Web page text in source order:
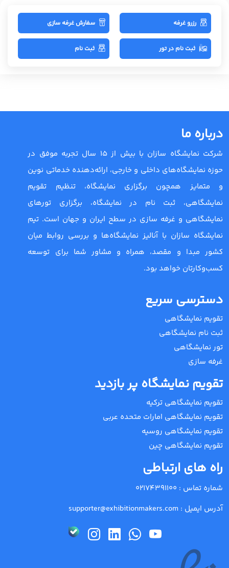
رزرو غرفه سفارش غرفه سازی
ثبت نام در تور ثبت نام
درباره ما
شرکت نمایشگاه سازان با بیش از 15 سال تجربه موفق در
حوزه نمایشگاه‌های داخلی و خارجی، ارائه‌دهنده خدماتی نوین
و متمایز همچون برگزاری نمایشگاه، تنظیم تقویم
نمایشگاهی، ثبت نام در نمایشگاه، برگزاری تورهای
نمایشگاهی و غرفه سازی در سطح ایران و جهان است. تیم
نمایشگاه سازان با آنالیز نمایشگاه‌ها و بررسی روابط میان
کشور مبدا و مقصد، همراه و مشاور شما برای توسعه
کسب‌وکارتان خواهد بود.
دسترسی سریع
تقویم نمایشگاهی
ثبت نام نمایشگاهی
تور نمایشگاهی
غرفه سازی
تقویم نمایشگاه پر بازدید
تقویم نمایشگاهی ترکیه
تقویم نمایشگاهی امارات متحده عربی
تقویم نمایشگاهی روسیه
تقویم نمایشگاهی چین
راه های ارتباطی
شماره تماس : 02174391100
آدرس ایمیل : supporter@exhibitionmakers.com